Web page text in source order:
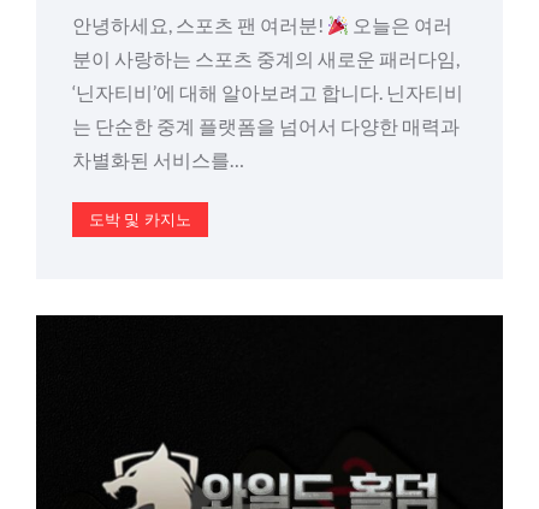
안녕하세요, 스포츠 팬 여러분!
오늘은 여러
분이 사랑하는 스포츠 중계의 새로운 패러다임,
‘닌자티비’에 대해 알아보려고 합니다. 닌자티비
는 단순한 중계 플랫폼을 넘어서 다양한 매력과
차별화된 서비스를…
도박 및 카지노